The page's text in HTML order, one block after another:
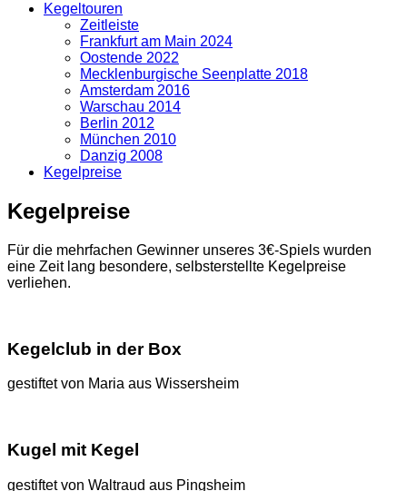
Kegeltouren
Zeitleiste
Frankfurt am Main 2024
Oostende 2022
Mecklenburgische Seenplatte 2018
Amsterdam 2016
Warschau 2014
Berlin 2012
München 2010
Danzig 2008
Kegelpreise
Kegelpreise
Für die mehrfachen Gewinner unseres 3€-Spiels wurden
eine Zeit lang besondere, selbsterstellte Kegelpreise
verliehen.
Kegelclub in der Box
gestiftet von Maria aus Wissersheim
Kugel mit Kegel
gestiftet von Waltraud aus Pingsheim